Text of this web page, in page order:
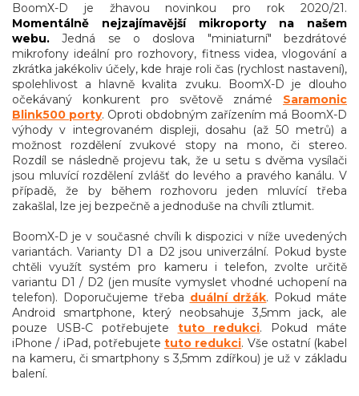
BoomX-D je žhavou novinkou pro rok 2020/21.
Momentálně nejzajímavější mikroporty na našem
webu.
Jedná se o doslova "miniaturní" bezdrátové
mikrofony ideální pro rozhovory, fitness videa, vlogování a
zkrátka jakékoliv účely, kde hraje roli čas (rychlost nastavení),
spolehlivost a hlavně kvalita zvuku. BoomX-D je dlouho
očekávaný konkurent pro světově známé Saramonic
Blink500 porty. Oproti obdobným zařízením má BoomX-D
výhody v integrovaném displeji, dosahu (až 50 metrů) a
možnost rozdělení zvukové stopy na mono, či stereo.
Rozdíl se následně projevu tak, že u setu s dvěma vysílači
jsou mluvící rozdělení zvlášť do levého a pravého kanálu. V
případě, že by během rozhovoru jeden mluvící třeba
zakašlal, lze jej bezpečně a jednoduše na chvíli ztlumit.
BoomX-D je v současné chvíli k dispozici v níže uvedených
variantách. Varianty D1 a D2 jsou univerzální. Pokud byste
chtěli využít systém pro kameru i telefon, zvolte určitě
variantu D1 / D2 (jen musíte vymyslet vhodné uchopení na
telefon). Doporučujeme třeba duální držák. Pokud máte
Android smartphone, který neobsahuje 3,5mm jack, ale
pouze USB-C potřebujete tuto redukci. Pokud máte
iPhone / iPad, potřebujete tuto redukci. Vše ostatní (kabel
na kameru, či smartphony s 3,5mm zdířkou) je už v základu
balení.